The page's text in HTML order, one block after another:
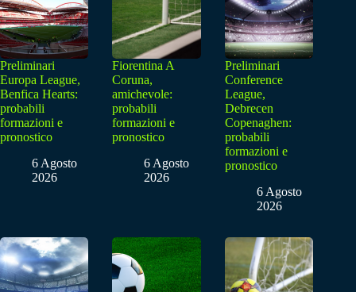
Preliminari
Europa League,
Benfica Hearts:
probabili
formazioni e
pronostico
6 Agosto
2026
Fiorentina A
Coruna,
amichevole:
probabili
formazioni e
pronostico
6 Agosto
2026
Preliminari
Conference
League,
Debrecen
Copenaghen:
probabili
formazioni e
pronostico
6 Agosto
2026